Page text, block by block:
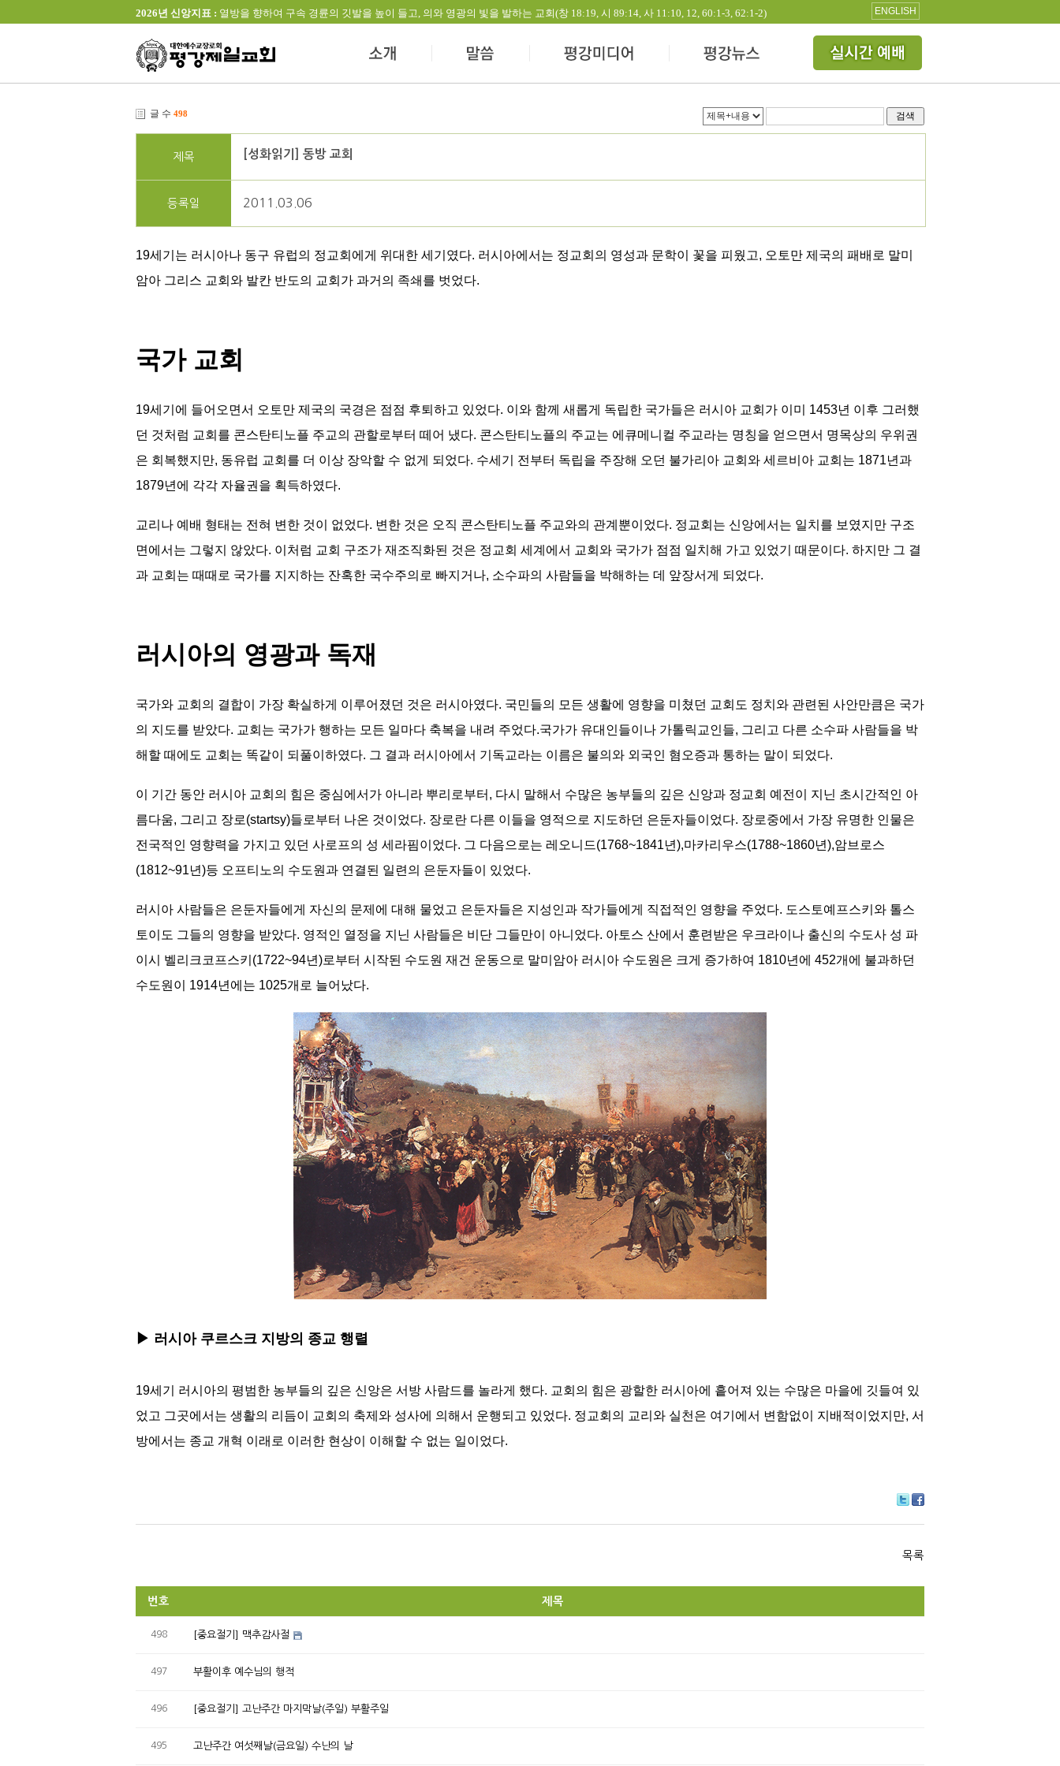
2026년 신앙지표 : 열방을 향하여 구속 경륜의 깃발을 높이 들고, 의와 영광의 빛을 발하는 교회(창 18:19, 시 89:14, 사 11:10, 12, 60:1-3, 62:1-2) ENGLISH
글 수 498 검색
제목 [성화읽기] 동방 교회
등록일 2011.03.06
19세기는 러시아나 동구 유럽의 정교회에게 위대한 세기였다. 러시아에서는 정교회의 영성과 문학이 꽃을 피웠고, 오토만 제국의 패배로 말미
암아 그리스 교회와 발칸 반도의 교회가 과거의 족쇄를 벗었다.
국가 교회
19세기에 들어오면서 오토만 제국의 국경은 점점 후퇴하고 있었다. 이와 함께 새롭게 독립한 국가들은 러시아 교회가 이미 1453년 이후 그러했
던 것처럼 교회를 콘스탄티노플 주교의 관할로부터 떼어 냈다. 콘스탄티노플의 주교는 에큐메니컬 주교라는 명칭을 얻으면서 명목상의 우위권
은 회복했지만, 동유럽 교회를 더 이상 장악할 수 없게 되었다. 수세기 전부터 독립을 주장해 오던 불가리아 교회와 세르비아 교회는 1871년과
1879년에 각각 자율권을 획득하였다.
교리나 예배 형태는 전혀 변한 것이 없었다. 변한 것은 오직 콘스탄티노플 주교와의 관계뿐이었다. 정교회는 신앙에서는 일치를 보였지만 구조
면에서는 그렇지 않았다. 이처럼 교회 구조가 재조직화된 것은 정교회 세계에서 교회와 국가가 점점 일치해 가고 있었기 때문이다. 하지만 그 결
과 교회는 때때로 국가를 지지하는 잔혹한 국수주의로 빠지거나, 소수파의 사람들을 박해하는 데 앞장서게 되었다.
러시아의 영광과 독재
국가와 교회의 결합이 가장 확실하게 이루어졌던 것은 러시아였다. 국민들의 모든 생활에 영향을 미쳤던 교회도 정치와 관련된 사안만큼은 국가
의 지도를 받았다. 교회는 국가가 행하는 모든 일마다 축복을 내려 주었다.국가가 유대인들이나 가톨릭교인들, 그리고 다른 소수파 사람들을 박
해할 때에도 교회는 똑같이 되풀이하였다. 그 결과 러시아에서 기독교라는 이름은 불의와 외국인 혐오증과 통하는 말이 되었다.
이 기간 동안 러시아 교회의 힘은 중심에서가 아니라 뿌리로부터, 다시 말해서 수많은 농부들의 깊은 신앙과 정교회 예전이 지닌 초시간적인 아
름다움, 그리고 장로(startsy)들로부터 나온 것이었다. 장로란 다른 이들을 영적으로 지도하던 은둔자들이었다. 장로중에서 가장 유명한 인물은
전국적인 영향력을 가지고 있던 사로프의 성 세라핌이었다. 그 다음으로는 레오니드(1768~1841년),마카리우스(1788~1860년),암브로스
(1812~91년)등 오프티노의 수도원과 연결된 일련의 은둔자들이 있었다.
러시아 사람들은 은둔자들에게 자신의 문제에 대해 물었고 은둔자들은 지성인과 작가들에게 직접적인 영향을 주었다. 도스토예프스키와 톨스
토이도 그들의 영향을 받았다. 영적인 열정을 지닌 사람들은 비단 그들만이 아니었다. 아토스 산에서 훈련받은 우크라이나 출신의 수도사 성 파
이시 벨리크코프스키(1722~94년)로부터 시작된 수도원 재건 운동으로 말미암아 러시아 수도원은 크게 증가하여 1810년에 452개에 불과하던
수도원이 1914년에는 1025개로 늘어났다.
▶ 러시아 쿠르스크 지방의 종교 행렬
19세기 러시아의 평범한 농부들의 깊은 신앙은 서방 사람드를 놀라게 했다. 교회의 힘은 광할한 러시아에 흩어져 있는 수많은 마을에 깃들여 있
었고 그곳에서는 생활의 리듬이 교회의 축제와 성사에 의해서 운행되고 있었다. 정교회의 교리와 실천은 여기에서 변함없이 지배적이었지만, 서
방에서는 종교 개혁 이래로 이러한 현상이 이해할 수 없는 일이었다.
itte ce
ok
목록
번호 제목
498 [중요절기] 맥추감사절
497 부활이후 예수님의 행적
496 [중요절기] 고난주간 마지막날(주일) 부활주일
495 고난주간 여섯째날(금요일) 수난의 날